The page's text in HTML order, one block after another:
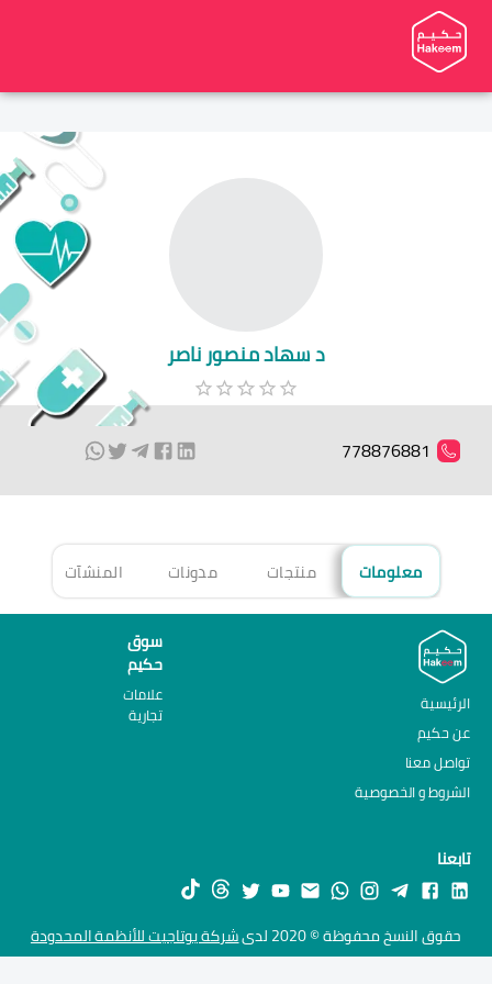
د سهاد منصور ناصر
778876881
معلومات منتجات مدونات المنشآت
الرئيسية
عن حكيم
تواصل معنا
الشروط و الخصوصية
سوق
حكيم
علامات
تجارية
تابعنا
حقوق النسخ محفوظة © 2020 لدى شركة يوتاجيت للأنظمة المحدودة